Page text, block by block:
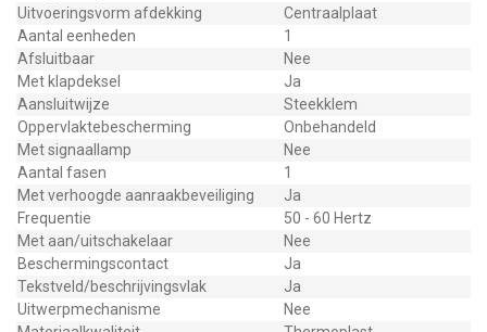
Uitvoeringsvorm afdekking
Centraalplaat
Aantal eenheden
1
Afsluitbaar
Nee
Met klapdeksel
Ja
Aansluitwijze
Steekklem
Oppervlaktebescherming
Onbehandeld
Met signaallamp
Nee
Aantal fasen
1
Met verhoogde aanraakbeveiliging
Ja
Frequentie
50 - 60 Hertz
Met aan/uitschakelaar
Nee
Beschermingscontact
Ja
Tekstveld/beschrijvingsvlak
Ja
Uitwerpmechanisme
Nee